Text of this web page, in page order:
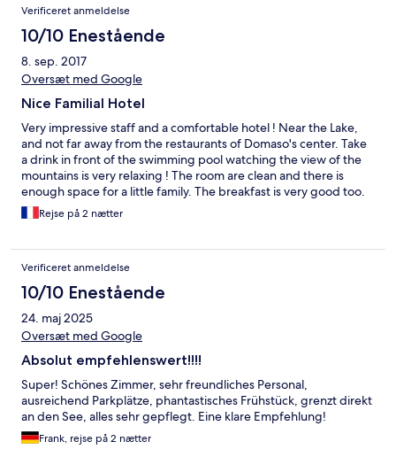
Verificeret anmeldelse
10/10 Enestående
8. sep. 2017
Oversæt med Google
Nice Familial Hotel
Very impressive staff and a comfortable hotel ! Near the Lake,
and not far away from the restaurants of Domaso's center. Take
a drink in front of the swimming pool watching the view of the
mountains is very relaxing ! The room are clean and there is
enough space for a little family. The breakfast is very good too.
Rejse på 2 nætter
Verificeret anmeldelse
10/10 Enestående
24. maj 2025
Oversæt med Google
Absolut empfehlenswert!!!!
Super! Schönes Zimmer, sehr freundliches Personal,
ausreichend Parkplätze, phantastisches Frühstück, grenzt direkt
an den See, alles sehr gepflegt. Eine klare Empfehlung!
Frank, rejse på 2 nætter